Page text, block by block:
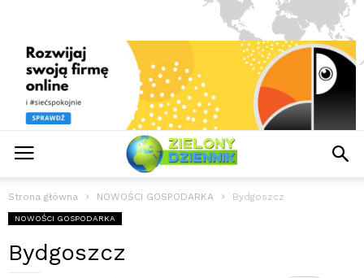
Strona główna NOWOŚCI GOSPODARKA Bydgoszcz
NOWOŚCI GOSPODARKA
Bydgoszcz